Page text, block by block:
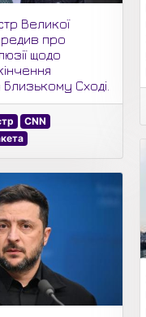
Великої
про
щодо
Сході.
CNN